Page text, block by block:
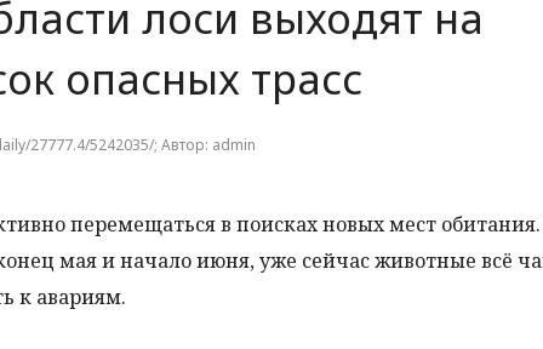
лоси выходят на
опасных трасс
27777.4/5242035/; Автор: admin
перемещаться в поисках новых мест
мая и начало июня, уже сейчас животные всё
к авариям.